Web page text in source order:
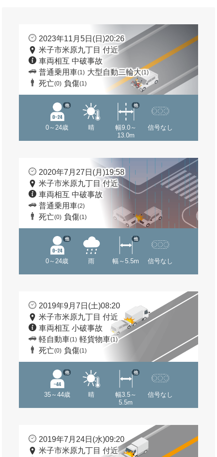
2023年11月5日(日)20:26
米子市米原九丁目 付近
車両相互 中破事故
普通乗用車(1) 大型自動二輪大(1)
死亡(0) 負傷(1)
0～24歳
他
晴
幅9.0～
13.0m
他
信号なし
2020年7月27日(月)19:58
米子市米原九丁目 付近
車両相互 中破事故
普通乗用車(2)
死亡(0) 負傷(1)
0～24歳
他
雨 幅～5.5m
他
信号なし
2019年9月7日(土)08:20
米子市米原九丁目 付近
車両相互 小破事故
軽自動車(1) 軽貨物車(1)
死亡(0) 負傷(1)
35～44歳
他
晴
幅3.5～
5.5m
他
信号なし
2019年7月24日(水)09:20
米子市米原九丁目 付近